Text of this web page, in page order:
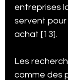
entreprises
servent
achat [13].
Les
comme des